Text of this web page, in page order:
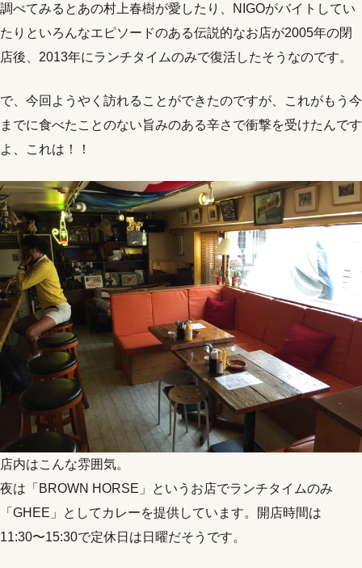
調べてみるとあの村上春樹が愛したり、NIGOがバイトしてい
たりといろんなエピソードのある伝説的なお店が2005年の閉
店後、2013年にランチタイムのみで復活したそうなのです。
で、今回ようやく訪れることができたのですが、これがもう今
までに食べたことのない旨みのある辛さで衝撃を受けたんです
よ、これは！！
店内はこんな雰囲気。
夜は「BROWN HORSE」というお店でランチタイムのみ
「GHEE」としてカレーを提供しています。開店時間は
11:30〜15:30で定休日は日曜だそうです。